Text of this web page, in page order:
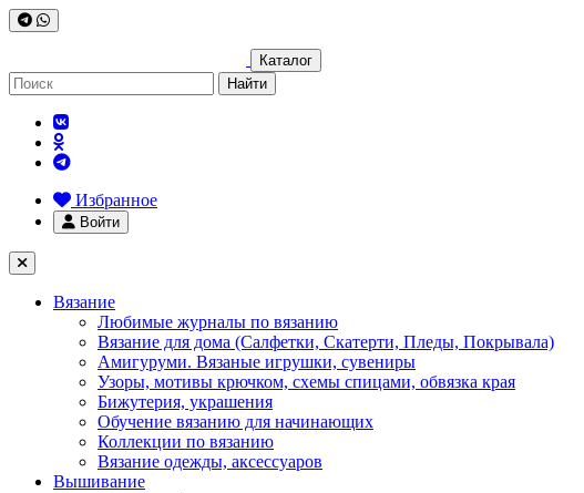
Каталог
Найти
Избранное
Войти
Вязание
Любимые журналы по вязанию
Вязание для дома (Салфетки, Скатерти, Пледы, Покрывала)
Амигуруми. Вязаные игрушки, сувениры
Узоры, мотивы крючком, схемы спицами, обвязка края
Бижутерия, украшения
Обучение вязанию для начинающих
Коллекции по вязанию
Вязание одежды, аксессуаров
Вышивание